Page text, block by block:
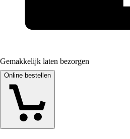
Gemakkelijk laten bezorgen
Online bestellen